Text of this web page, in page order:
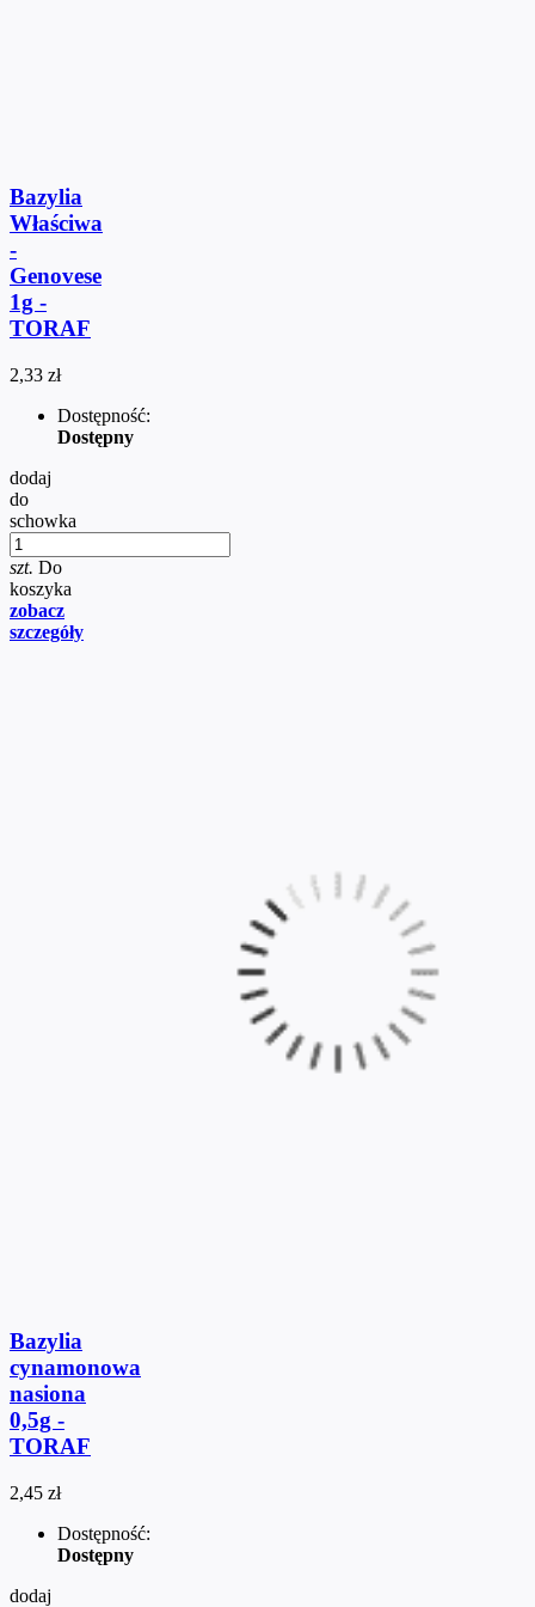
Bazylia
Właściwa
-
Genovese
1g -
TORAF
2,33 zł
Dostępność:
Dostępny
dodaj
do
schowka
szt. Do
koszyka
zobacz
szczegóły
Bazylia
cynamonowa
nasiona
0,5g -
TORAF
2,45 zł
Dostępność:
Dostępny
dodaj